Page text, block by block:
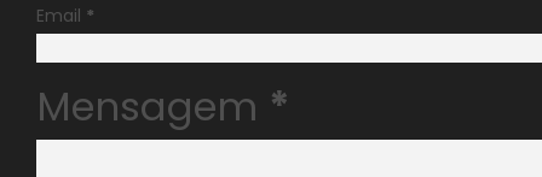
Email *
Mensagem *